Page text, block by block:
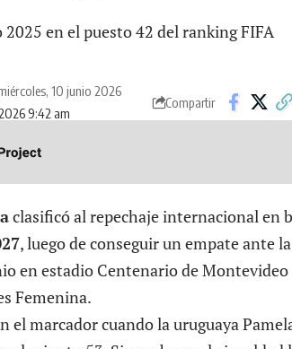
9:42 am
10 junio 2026
Compartir
clasificó al repechajeinternacional en
, luego de conseguir un empate ante
en estadio Centenario de
Femenina.
el marcador cuando la uruguaya